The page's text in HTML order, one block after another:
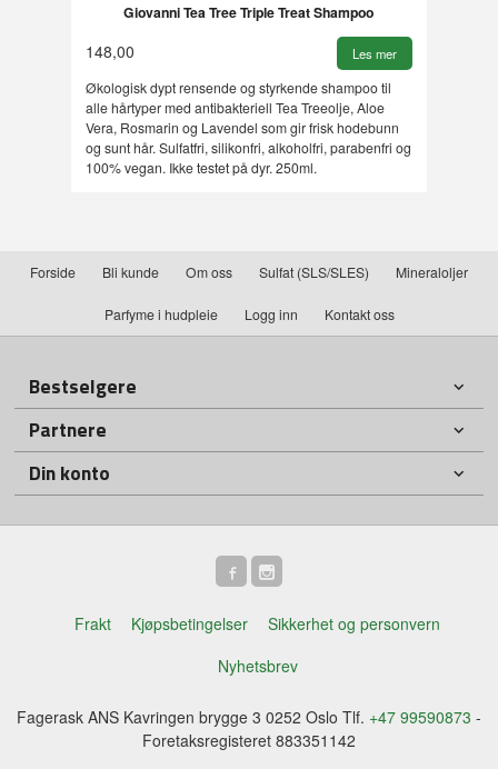
Giovanni Tea Tree Triple Treat Shampoo
148,00 Les mer
Økologisk dypt rensende og styrkende shampoo til
alle hårtyper med antibakteriell Tea Treeolje, Aloe
Vera, Rosmarin og Lavendel som gir frisk hodebunn
og sunt hår. Sulfatfri, silikonfri, alkoholfri, parabenfri og
100% vegan. Ikke testet på dyr. 250ml.
Forside Bli kunde Om oss Sulfat (SLS/SLES) Mineraloljer
Parfyme i hudpleie Logg inn Kontakt oss
Bestselgere
Partnere
Din konto
Frakt Kjøpsbetingelser
Sikkerhet og personvern
Nyhetsbrev
Fagerask ANS Kavringen brygge 3 0252 Oslo Tlf. +47 99590873 -
Foretaksregisteret 883351142